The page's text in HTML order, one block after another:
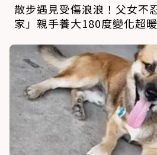
散步遇見受傷浪浪！父女不
家」親手養大180度變化超